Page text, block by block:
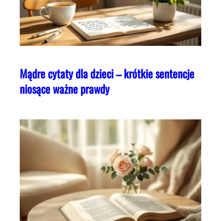
Mądre cytaty dla dzieci – krótkie sentencje
niosące ważne prawdy